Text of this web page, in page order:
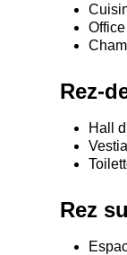
Rez-
Hall
Rez